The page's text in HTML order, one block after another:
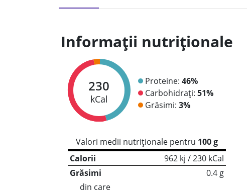
Informații nutriționale
230
kCal
Proteine: 46%
Carbohidrați: 51%
Grăsimi: 3%
Valori medii nutriționale pentru 100 g
Calorii
962 kj / 230 kCal
Grăsimi
0.4 g
din care